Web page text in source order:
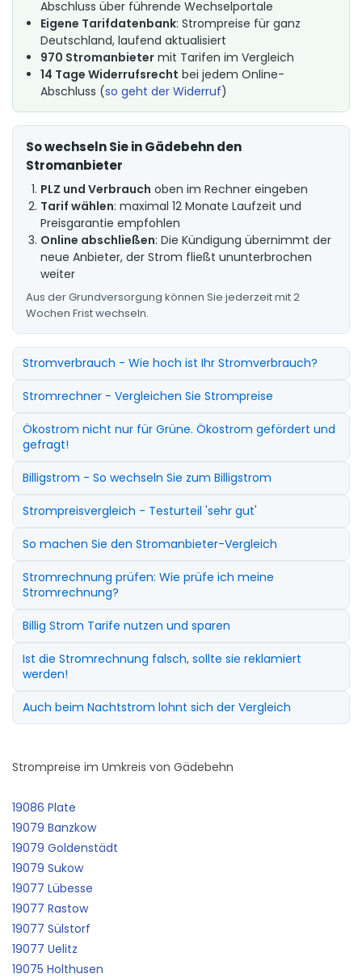
Abschluss über führende Wechselportale
Eigene Tarifdatenbank: Strompreise für ganz
Deutschland, laufend aktualisiert
970 Stromanbieter mit Tarifen im Vergleich
14 Tage Widerrufsrecht bei jedem Online-
Abschluss (so geht der Widerruf)
So wechseln Sie in Gädebehn den
Stromanbieter
PLZ und Verbrauch oben im Rechner eingeben
Tarif wählen: maximal 12 Monate Laufzeit und
Preisgarantie empfohlen
Online abschließen: Die Kündigung übernimmt der
neue Anbieter, der Strom fließt ununterbrochen
weiter
Aus der Grundversorgung können Sie jederzeit mit 2
Wochen Frist wechseln.
Stromverbrauch - Wie hoch ist Ihr Stromverbrauch?
Stromrechner - Vergleichen Sie Strompreise
Ökostrom nicht nur für Grüne. Ökostrom gefördert und
gefragt!
Billigstrom - So wechseln Sie zum Billigstrom
Strompreisvergleich - Testurteil 'sehr gut'
So machen Sie den Stromanbieter-Vergleich
Stromrechnung prüfen: Wie prüfe ich meine
Stromrechnung?
Billig Strom Tarife nutzen und sparen
Ist die Stromrechnung falsch, sollte sie reklamiert
werden!
Auch beim Nachtstrom lohnt sich der Vergleich
Strompreise im Umkreis von Gädebehn
19086 Plate
19079 Banzkow
19079 Goldenstädt
19079 Sukow
19077 Lübesse
19077 Rastow
19077 Sülstorf
19077 Uelitz
19075 Holthusen